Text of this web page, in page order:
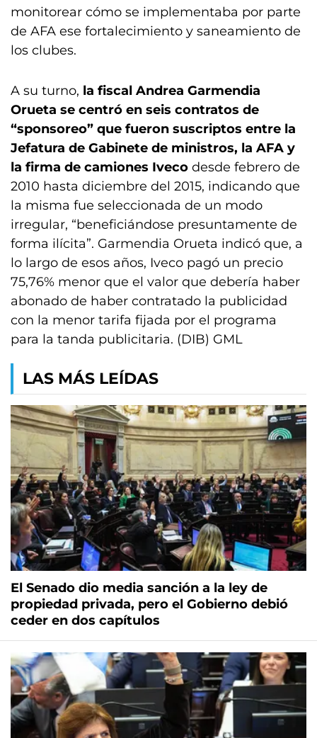
monitorear cómo se implementaba por parte
de AFA ese fortalecimiento y saneamiento de
los clubes.
A su turno, la fiscal Andrea Garmendia
Orueta se centró en seis contratos de
“sponsoreo” que fueron suscriptos entre la
Jefatura de Gabinete de ministros, la AFA y
la firma de camiones Iveco desde febrero de
2010 hasta diciembre del 2015, indicando que
la misma fue seleccionada de un modo
irregular, “beneficiándose presuntamente de
forma ilícita”. Garmendia Orueta indicó que, a
lo largo de esos años, Iveco pagó un precio
75,76% menor que el valor que debería haber
abonado de haber contratado la publicidad
con la menor tarifa fijada por el programa
para la tanda publicitaria. (DIB) GML
LAS MÁS LEÍDAS
El Senado dio media sanción a la ley de
propiedad privada, pero el Gobierno debió
ceder en dos capítulos